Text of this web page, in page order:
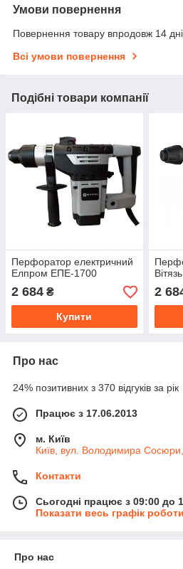
Умови повернення
Повернення товару впродовж 14
Всі умови повернення
Подібні товари компанії
Перфоратор електричний
Елпром ЕПЕ-1700
2 684 ₴
Купити
2
Про нас
24% позитивних з 370 відгуків за рік
Працює з 17.06.2013
м. Київ
Київ, вул. Володимира Сосюри,
Контакти
Сьогодні працює з 09:00 до
Показати весь графік роботи
Про нас